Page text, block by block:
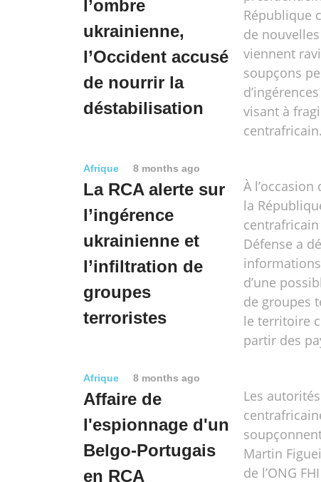
l’ombre
ukrainienne,
l’Occident accusé
de nourrir la
déstabilisation
République
de
viennent
soupçons
visant à
centrafricain.
Afrique 8 months ago
La RCA alerte sur
l’ingérence
ukrainienne et
l’infiltration de
groupes
terroristes
À l’occasion
la
Défense a
d’une
de groupes
le territoire
partir des
Afrique 8 months ago
Affaire de
l'espionnage d'un
Belgo-Portugais
en RCA
Les autorités
Martin
de l’ONG